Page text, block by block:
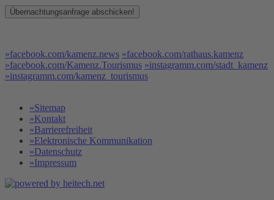
Übernachtungsanfrage abschicken!
»facebook.com/kamenz.news »facebook.com/rathaus.kamenz
»facebook.com/Kamenz.Tourismus »instagramm.com/stadt_kamenz
»instagramm.com/kamenz_tourismus
»Sitemap
»Kontakt
»Barrierefreiheit
»Elektronische Kommunikation
»Datenschutz
»Impressum